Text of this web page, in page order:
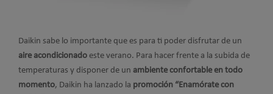
Daikin sabe lo importante que es para ti poder disfrutar de un
aire acondicionado este verano. Para hacer frente a la subida de
temperaturas y disponer de un ambiente confortable en todo
momento, Daikin ha lanzado la promoción “Enamórate con